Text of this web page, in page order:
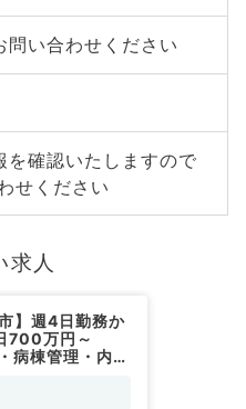
問い合わせください
を確認いたしますので
せください
求人
】週4日勤務か
700万円～
棟管理・内視